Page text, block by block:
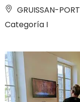
GRUISSAN-PORT
Categoría I